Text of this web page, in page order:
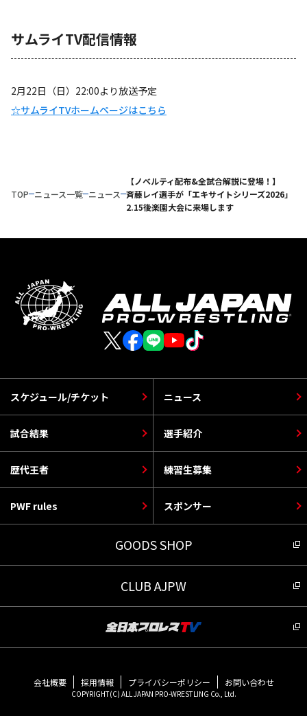
サムライTV配信情報
2月22日（日）22:00より放送予定
☆サムライTVホームページはこちら
TOP ニュース一覧 ニュース
【ノベルティ配布&全試合解説に登場！】
斉藤レイ選手が「エキサイトシリーズ2026」
2.15後楽園大会に来場します
スケジュール/チケット
選手紹介
PWF rules
ニュース
歴代王者
スポンサー
試合結果
練習生募集
GOODS SHOP
CLUB AJPW
会社概要 採用情報 プライバシーポリシー お問い合わせ
COPYRIGHT(C) ALL JAPAN PRO-WRESTLING Co., Ltd.